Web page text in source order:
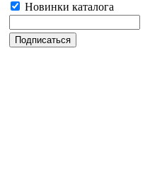
Новинки каталога